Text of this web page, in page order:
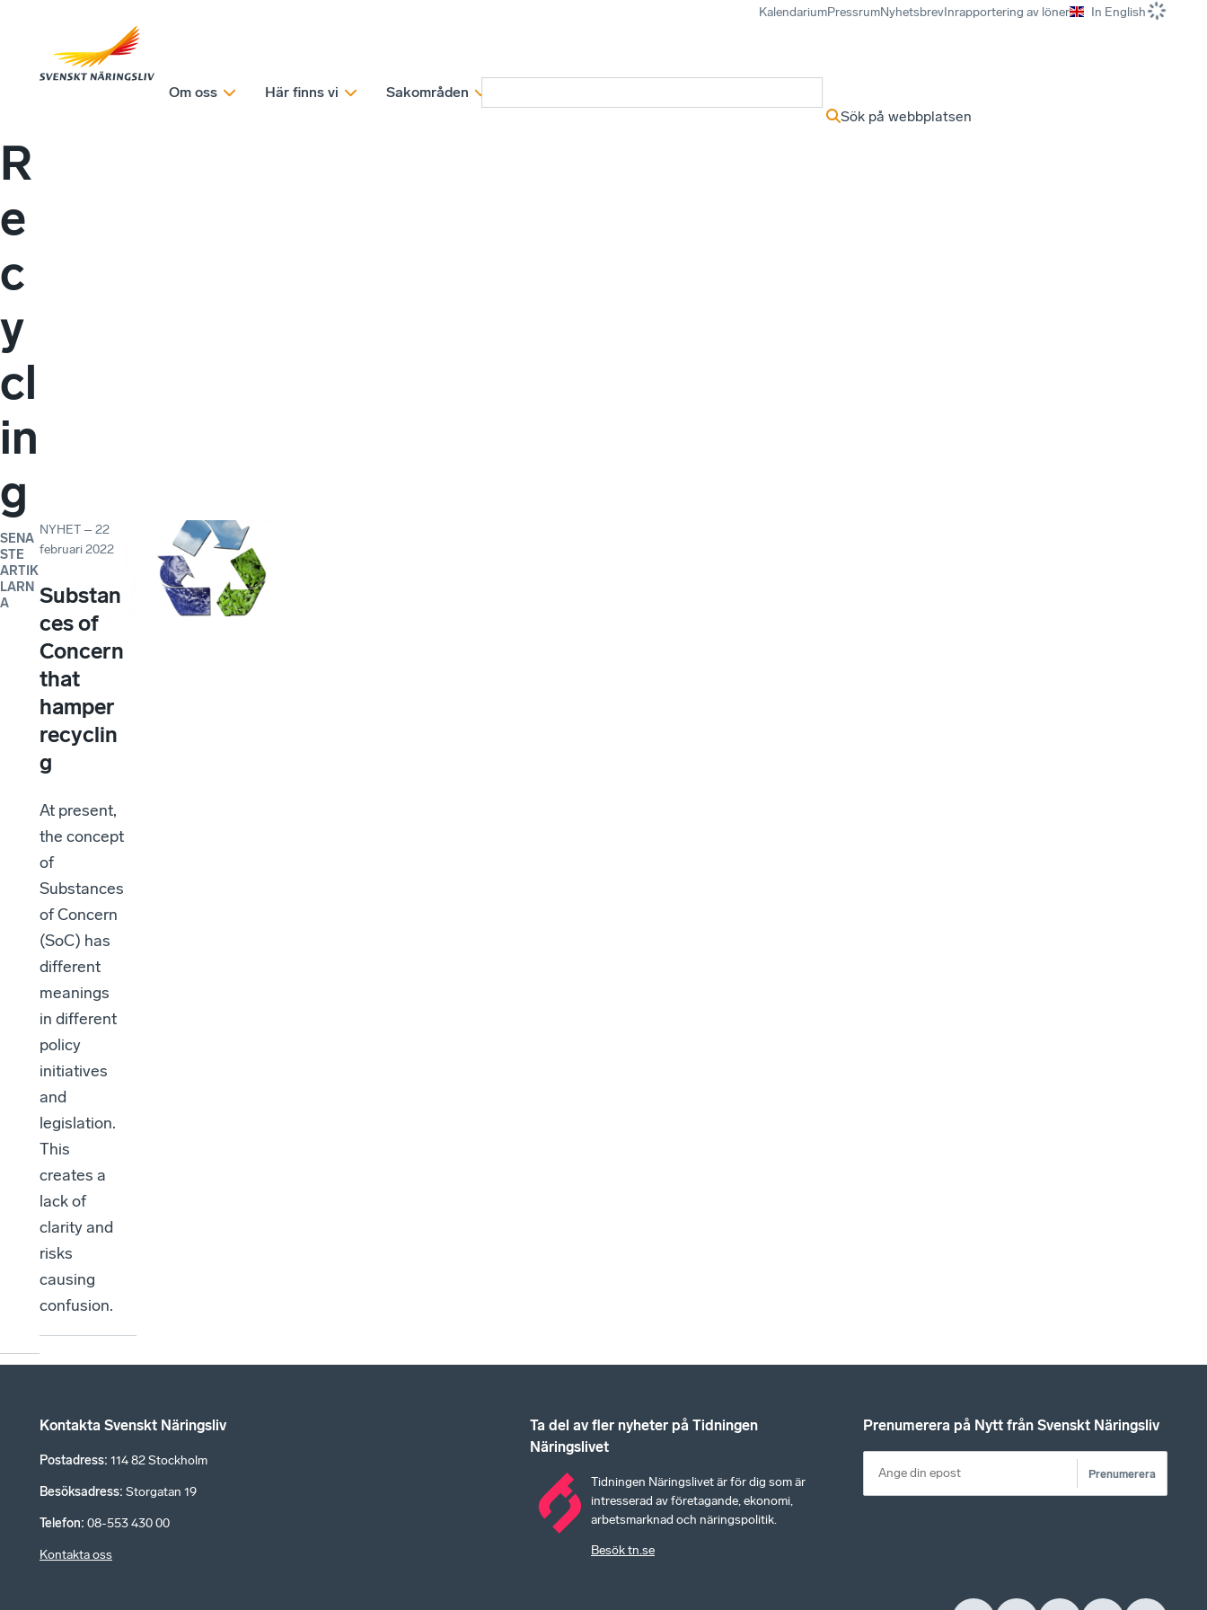
KalendariumPressrumNyhetsbrevInrapportering av löner In English
Om oss Här finns vi Sakområden
Sök på webbplatsen
R
e
c
y
cl
in
g
SENA
STE
ARTIK
LARN
A
NYHET –22
februari 2022
Substan
ces of
Concern
that
hamper
recyclin
g
At present,
the concept
of
Substances
of Concern
(SoC) has
different
meanings
in different
policy
initiatives
and
legislation.
This
creates a
lack of
clarity and
risks
causing
confusion.
Kontakta Svenskt Näringsliv
Postadress: 114 82 Stockholm
Besöksadress: Storgatan 19
Telefon: 08-553 430 00
Kontakta oss
Ta del av fler nyheter på Tidningen
Näringslivet
Tidningen Näringslivet är för dig som är
intresserad av företagande, ekonomi,
arbetsmarknad och näringspolitik.
Besök tn.se
Prenumerera på Nytt från Svenskt Näringsliv
Prenumerera